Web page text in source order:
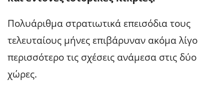
Πολυάριθμα στρατιωτικά επεισόδια τους
τελευταίους μήνες επιβάρυναν ακόμα λίγο
περισσότερο τις σχέσεις ανάμεσα στις δύο
χώρες.